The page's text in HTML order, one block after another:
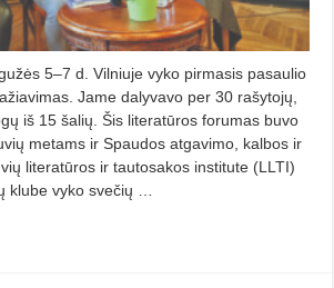
5–7 d. Vilniuje vyko pirmasis pasaulio
Jame dalyvavo per 30 rašytojų,
iš 15 šalių. Šis literatūros forumas buvo
metams ir Spaudos atgavimo, kalbos ir
literatūros ir tautosakos institute (LLTI)
klube vyko svečių …